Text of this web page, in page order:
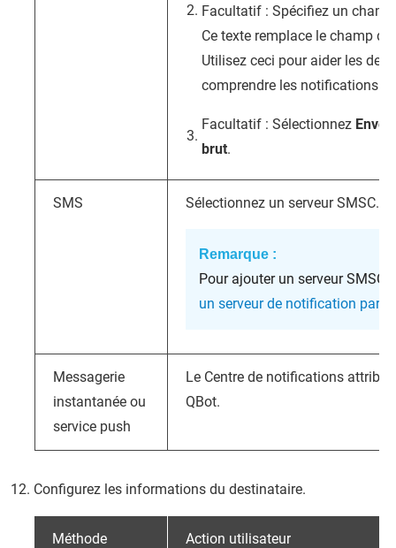
Facultatif : Spécifiez un
Ce texte remplace le champ
Utilisez ceci pour aider les
comprendre les notifications
Facultatif : Sélectionnez
brut.
SMS Sélectionnez un serveur SMSC.
Remarque :
Pour ajouter un serveur
un serveur de notification par
Messagerie
instantanée ou
service push
Le Centre de notifications
QBot.
Configurez les informations du destinataire.
Méthode Action utilisateur